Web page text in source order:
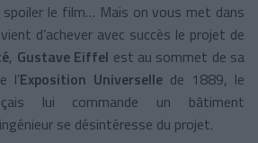
spoiler le film… Mais on vous met dans
d’achever avec succès le projet de
, Gustave Eiffel est au sommet de sa
l’Exposition Universelle de 1889, le
lui commande un bâtiment
se désintéresse du projet.